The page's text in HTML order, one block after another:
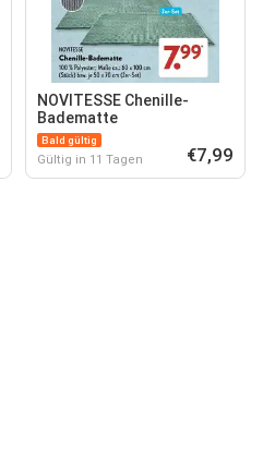
NOVITESSE Chenille-
Badematte
Bald gültig
Gültig in 11 Tagen €7,99